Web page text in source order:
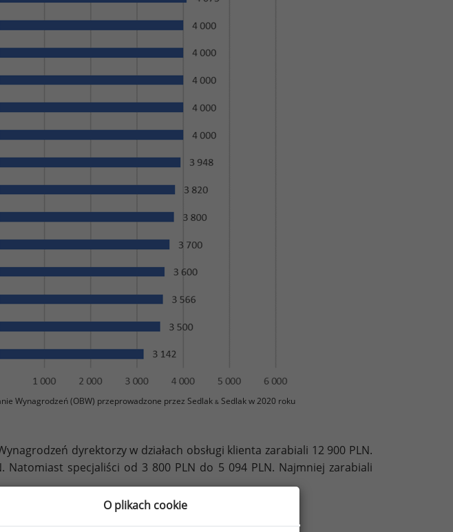
Wynagrodzeń (OBW) przeprowadzone przez Sedlak &Sedlak w 2020 roku
dyrektorzy w działach obsługi klienta zarabiali 12 900 PLN.
Natomiast specjaliści od 3 800 PLN do 5 094 PLN. Najmniej zarabiali
wynagrodzeń pracowników w działach obsługi klienta
szczeblach organizacji w 2020 roku (brutto w PLN)
O plikach cookie